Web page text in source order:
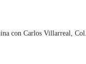
con Carlos Villarreal,